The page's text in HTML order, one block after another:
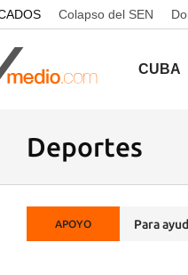
Colapso del SEN
CUBA
Deportes
APOYO Para